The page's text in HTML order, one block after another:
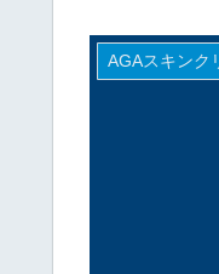
AGAスキンク